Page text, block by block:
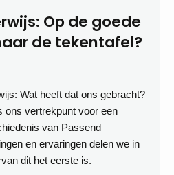
Op de goede
de tekentafel?
Wat heeft dat ons gebracht?
ons vertrekpunt voor een
van Passend
en ervaringen delen we in
dit het eerste is.